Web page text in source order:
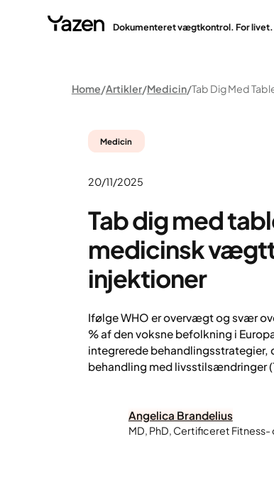
Dokumenteret vægtkontrol. For livet.
Home Artikler Medicin
Medicin
20/11/2025
Tab dig med
medicinsk
injektioner
Ifølge WHO er overvægt og svær
% af den voksne befolkning i
integrerede behandlingsstrategier,
behandling med livsstilsændringer
Angelica Brandelius
MD, PhD, Certificeret